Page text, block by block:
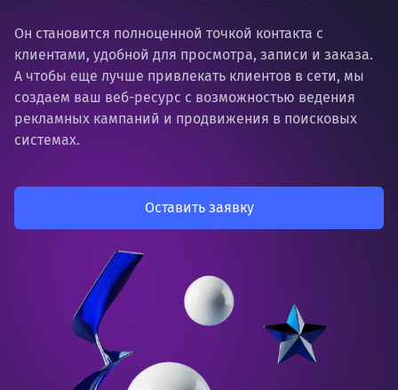
Он становится полноценной точкой контакта с
клиентами, удобной для просмотра, записи и заказа.
А чтобы еще лучше привлекать клиентов в сети, мы
создаем ваш веб-ресурс с возможностью ведения
рекламных кампаний и продвижения в поисковых
системах.
Оставить заявку